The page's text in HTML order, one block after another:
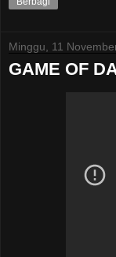
Minggu, 11
GAME OF